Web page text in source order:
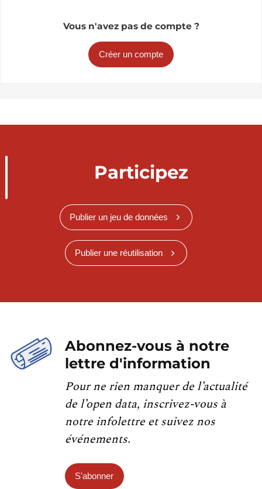
Vous n'avez pas de compte ?
Créer un compte
Participez
Publier un jeu de données
Publier une réutilisation
Abonnez-vous à notre
lettre d'information
Pour ne rien manquer de l’actualité
de l’open data, inscrivez-vous à
notre infolettre et suivez nos
événements.
S'abonner